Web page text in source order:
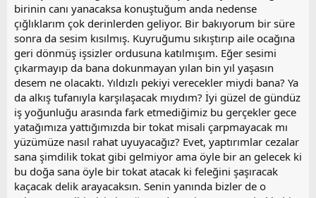
birinin canı yanacaksa konuştuğum anda nedense
çığlıklarım çok derinlerden geliyor. Bir bakıyorum bir süre
sonra da sesim kısılmış. Kuyruğumu sıkıştırıp aile ocağına
geri dönmüş işsizler ordusuna katılmışım. Eğer sesimi
çıkarmayıp da bana dokunmayan yılan bin yıl yaşasın
desem ne olacaktı. Yıldızlı pekiyi verecekler miydi bana? Ya
da alkış tufanıyla karşılaşacak mıydım? İyi güzel de gündüz
iş yoğunluğu arasında fark etmediğimiz bu gerçekler gece
yatağımıza yattığımızda bir tokat misali çarpmayacak mı
yüzümüze nasıl rahat uyuyacağız? Evet, yaptırımlar cezalar
sana şimdilik tokat gibi gelmiyor ama öyle bir an gelecek ki
bu doğa sana öyle bir tokat atacak ki feleğini şaşıracak
kaçacak delik arayacaksın. Senin yanında bizler de o